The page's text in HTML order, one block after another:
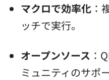
マクロで効率化 ：
ッチで実行。
オープンソース ：
ミュニティのサポ